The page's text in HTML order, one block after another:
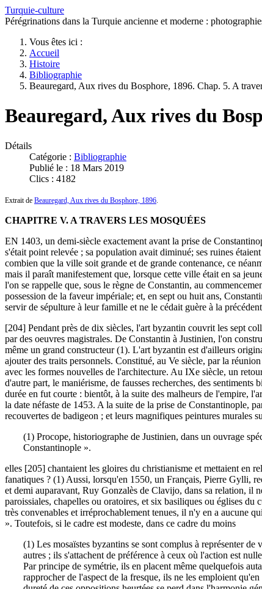
Turquie-culture
Pérégrinations dans la Turquie ancienne et moderne :
Vous êtes ici :
Accueil
Histoire
Bibliographie
Beauregard, Aux rives du Bosphore, 1896. Chap. 5. A
Beauregard, Aux rives du
Détails
Catégorie : Bibliographie
Publié le : 18 Mars 2019
Clics : 4182
Extrait de Beauregard, Aux rives du Bosphore, 1896.
CHAPITRE V. A TRAVERS LES MOSQUÉES
EN 1403, un demi-siècle exactement avant la prise de
s'était point relevée ; sa population avait diminué; ses ruines
combien que la ville soit grande et de grande contenance, ce
mais il paraît manifestement que, lorsque cette ville était en sa
l'on se rappelle que, sous le règne de Constantin, au
possession de la faveur impériale; et, en sept ou huit ans,
servir de sépulture à leur famille et ne le cédait guère à la
[204] Pendant près de dix siècles, l'art byzantin couvrit les sept
par des oeuvres magistrales. De Constantin à Justinien, l'on
même un grand constructeur (1). L'art byzantin est d'ailleurs
ajouter des traits personnels. Constitué, au Ve siècle, par la
avec les formes nouvelles de l'architecture. Au IXe siècle, un
d'autre part, le maniérisme, de fausses recherches, des
durée en fut courte : bientôt, à la suite des malheurs de l'empire,
la date néfaste de 1453. A la suite de la prise de Constantinople,
recouvertes de badigeon ; et leurs magnifiques peintures murales
(1) Procope, historiographe de Justinien, dans un ouvrage
Constantinople ».
elles [205] chantaient les gloires du christianisme et mettaient en
fanatiques ? (1) Aussi, lorsqu'en 1550, un Français, Pierre Gylli,
et demi auparavant, Ruy Gonzalès de Clavijo, dans sa relation, il
paroissiales, chapelles ou oratoires, et six basiliques ou églises
très convenables et irréprochablement tenues, il n'y en a aucune
». Toutefois, si le cadre est modeste, dans ce cadre du moins
(1) Les mosaïstes byzantins se sont complus à représenter
autres ; ils s'attachent de préférence à ceux où l'action est
Par principe de symétrie, ils en placent même quelquefois
rapprocher de l'aspect de la fresque, ils ne les emploient